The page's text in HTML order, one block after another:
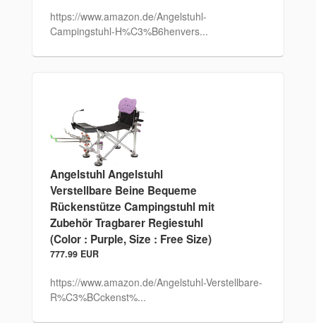
https://www.amazon.de/Angelstuhl-
Campingstuhl-H%C3%B6henvers...
Angelstuhl Angelstuhl
Verstellbare Beine Bequeme
Rückenstütze Campingstuhl mit
Zubehör Tragbarer Regiestuhl
(Color : Purple, Size : Free Size)
777.99 EUR
https://www.amazon.de/Angelstuhl-Verstellbare-
R%C3%BCckenst%...